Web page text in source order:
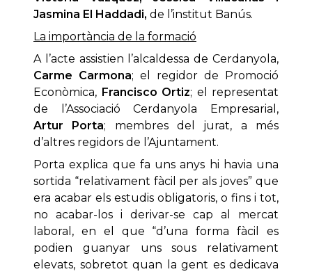
Jasmina El Haddadi, de l’institut Banús.
La importància de la formació
A l’acte assistien l’alcaldessa de Cerdanyola,
Carme Carmona; el regidor de Promoció
Econòmica, Francisco Ortiz; el representat
de l’Associació Cerdanyola Empresarial,
Artur Porta; membres del jurat, a més
d’altres regidors de l’Ajuntament.
Porta explica que fa uns anys hi havia una
sortida “relativament fàcil per als joves” que
era acabar els estudis obligatoris, o fins i tot,
no acabar-los i derivar-se cap al mercat
laboral, en el que “d’una forma fàcil es
podien guanyar uns sous relativament
elevats, sobretot quan la gent es dedicava